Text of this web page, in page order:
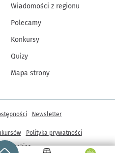
Strona główna - wroclaw.pl
Wiadomości z regionu
Polecamy
Konkursy
Quizy
Mapa strony
Newsletter
Polityka prywatności
cookies